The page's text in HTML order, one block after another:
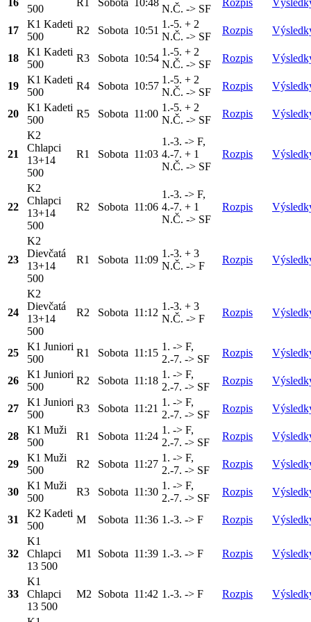
16
500
R1 Sobota 10:48
N.Č. -> SF
Rozpis
17
K1 Kadeti
500
R2 Sobota 10:51
1.-5. + 2
N.Č. -> SF
Rozpis
18
K1 Kadeti
500
R3 Sobota 10:54
1.-5. + 2
N.Č. -> SF
Rozpis
19
K1 Kadeti
500
R4 Sobota 10:57
1.-5. + 2
N.Č. -> SF
Rozpis
20
K1 Kadeti
500
R5 Sobota 11:00
1.-5. + 2
N.Č. -> SF
Rozpis
21
K2
Chlapci
13+14
500
R1 Sobota 11:03
1.-3. -> F,
4.-7. + 1
N.Č. -> SF
Rozpis
22
K2
Chlapci
13+14
500
R2 Sobota 11:06
1.-3. -> F,
4.-7. + 1
N.Č. -> SF
Rozpis
23
K2
Dievčatá
13+14
500
R1 Sobota 11:09
1.-3. + 3
N.Č. -> F
Rozpis
24
K2
Dievčatá
13+14
500
R2 Sobota 11:12
1.-3. + 3
N.Č. -> F
Rozpis
25
K1 Juniori
500
R1 Sobota 11:15
1. -> F,
2.-7. -> SF
Rozpis
26
K1 Juniori
500
R2 Sobota 11:18
1. -> F,
2.-7. -> SF
Rozpis
27
K1 Juniori
500
R3 Sobota 11:21
1. -> F,
2.-7. -> SF
Rozpis
28
K1 Muži
500
R1 Sobota 11:24
1. -> F,
2.-7. -> SF
Rozpis
29
K1 Muži
500
R2 Sobota 11:27
1. -> F,
2.-7. -> SF
Rozpis
30
K1 Muži
500
R3 Sobota 11:30
1. -> F,
2.-7. -> SF
Rozpis
31
K2 Kadeti
500
M Sobota 11:36 1.-3. -> F Rozpis
32
K1
Chlapci
13 500
M1 Sobota 11:39 1.-3. -> F Rozpis
33
K1
Chlapci
13 500
M2 Sobota 11:42 1.-3. -> F Rozpis